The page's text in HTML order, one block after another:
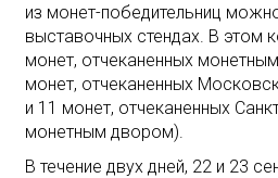
из монет-победительниц
выставочных стендах. В этом
монет, отчеканенных
монет, отчеканенных
и 11 монет, отчеканенных
монетным двором).
В течение двух дней, 22 и 23